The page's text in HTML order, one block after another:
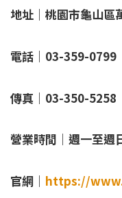
地址｜桃園市龜山區
電話｜03-359-0799
傳真｜03-350-5258
營業時間｜週一至週
官網｜ https://